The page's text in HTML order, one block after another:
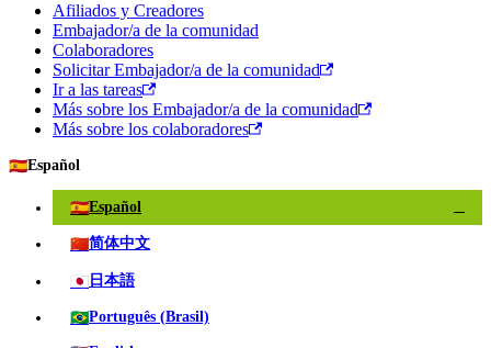
Afiliados y Creadores
Embajador/a de la comunidad
Colaboradores
Solicitar Embajador/a de la comunidad
Ir a las tareas
Más sobre los Embajador/a de la comunidad
Más sobre los colaboradores
🇪🇸Español
🇪🇸Español
🇨🇳简体中文
🇯🇵 日本語
🇧🇷Português (Brasil)